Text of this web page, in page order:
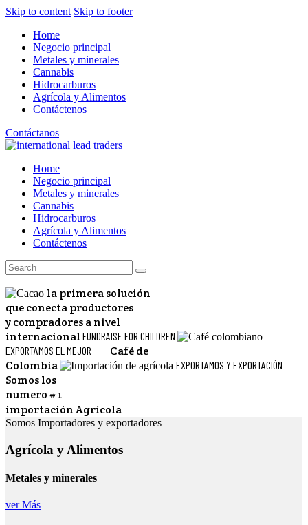
Skip to content Skip to footer
Home
Negocio principal
Metales y minerales
Cannabis
Hidrocarburos
Agrícola y Alimentos
Contáctenos
Contáctanos
Home
Negocio principal
Metales y minerales
Cannabis
Hidrocarburos
Agrícola y Alimentos
Contáctenos
la primera solución
que conecta productores
y compradores a nivel
internacional FUNDRAISE FOR CHILDREN
EXPORTAMOS EL MEJOR
Café de
Colombia
EXPORTAMOS Y EXPORTACIÓN
Somos los
numero # 1
importación Agrícola
Somos Importadores y exportadores
Agrícola y Alimentos
Metales y minerales
ver Más